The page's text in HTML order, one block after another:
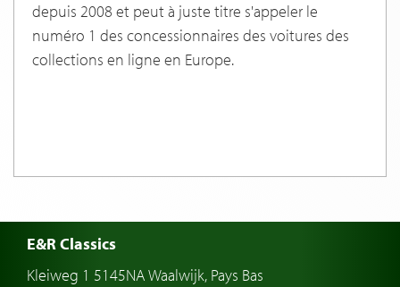
depuis 2008 et peut à juste titre s'appeler le
numéro 1 des concessionnaires des voitures des
collections en ligne en Europe.
E&R Classics
Kleiweg 1 5145NA Waalwijk, Pays Bas